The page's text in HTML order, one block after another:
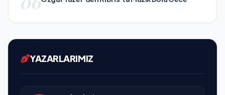
YAZARLARIMIZ